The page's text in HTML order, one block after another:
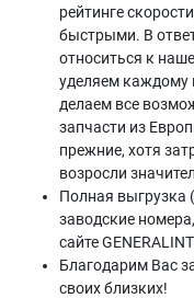
рейтинге
быстрыми. В
относиться к
уделяем
делаем все
запчасти из
прежние, хотя
возросли
Полная выгрузка
заводские
сайте
Благодарим Вас
своих близких!